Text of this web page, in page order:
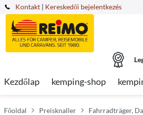
Kontakt | Kereskedői bejelentkezés
Kezdőlap kemping-shop
Főoldal Preisknaller Fahrradträger,